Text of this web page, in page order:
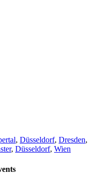
, Düsseldorf, Dresden,
, Düsseldorf, Wien